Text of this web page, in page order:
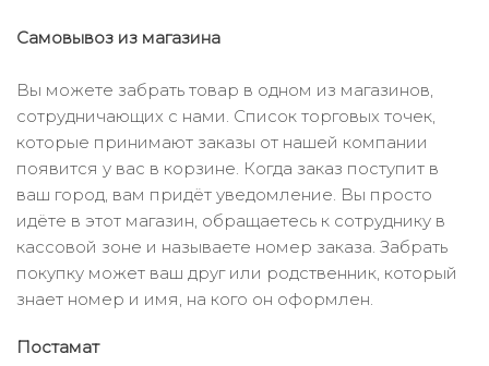
Самовывоз из магазина
Вы можете забрать товар в одном из магазинов,
сотрудничающих с нами. Список торговых точек,
которые принимают заказы от нашей компании
появится у вас в корзине. Когда заказ поступит в
ваш город, вам придёт уведомление. Вы просто
идёте в этот магазин, обращаетесь к сотруднику в
кассовой зоне и называете номер заказа. Забрать
покупку может ваш друг или родственник, который
знает номер и имя, на кого он оформлен.
Постамат